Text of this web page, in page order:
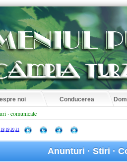
noi Conducerea
· comunicate
18 19 20 21
Anunturi · Stiri ·